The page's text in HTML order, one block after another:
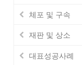
체포 및 구속
재판 및 상소
대표성공사례